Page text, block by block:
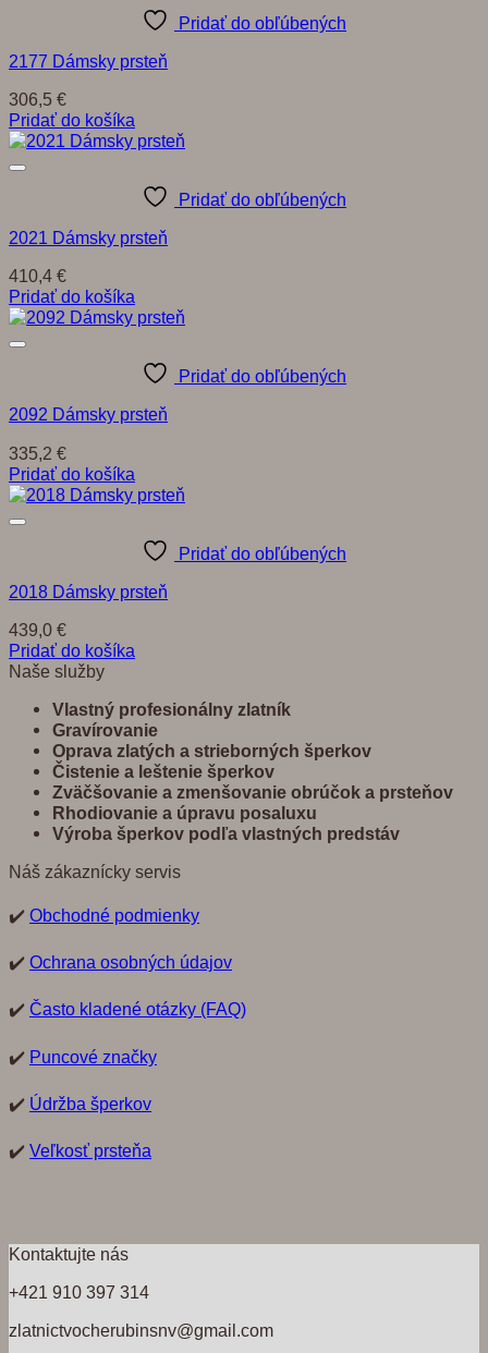
Pridať do obľúbených
2177 Dámsky prsteň
306,5 €
Pridať do košíka
Pridať do obľúbených
2021 Dámsky prsteň
410,4 €
Pridať do košíka
Pridať do obľúbených
2092 Dámsky prsteň
335,2 €
Pridať do košíka
Pridať do obľúbených
2018 Dámsky prsteň
439,0 €
Pridať do košíka
Naše služby
Vlastný profesionálny zlatník
Gravírovanie
Oprava zlatých a strieborných šperkov
Čistenie a leštenie šperkov
Zväčšovanie a zmenšovanie obrúčok a prsteňov
Rhodiovanie a úpravu posaluxu
Výroba šperkov podľa vlastných predstáv
Náš zákaznícky servis
✔️ Obchodné podmienky
✔️ Ochrana osobných údajov
✔️ Často kladené otázky (FAQ)
✔️ Puncové značky
✔️ Údržba šperkov
✔️ Veľkosť prsteňa
Kontaktujte nás
+421 910 397 314
zlatnictvocherubinsnv@gmail.com